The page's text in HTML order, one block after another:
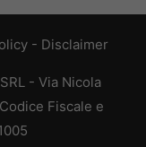
- Disclaimer
- Via Nicola
Fiscale e